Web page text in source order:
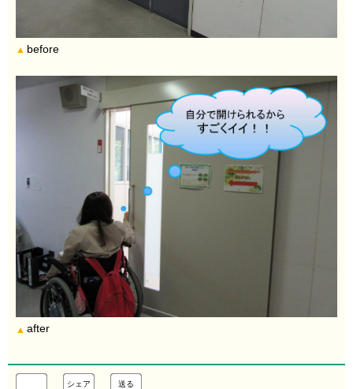
▲ before
▲ after
シェア 送る